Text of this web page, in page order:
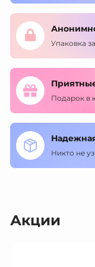
Упаковка
Подарок в
Никто не
Акции